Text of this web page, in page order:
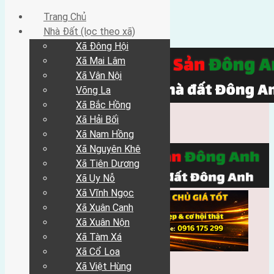
Trang Chủ
Trang Chủ
Nhà Đất (lọc theo xã)
Xã Đông Hội
Xã Mai Lâm
Xã Vân Nội
Võng La
Xã Bắc Hồng
Xã Hải Bối
Xã Nam Hồng
Xã Nguyên Khê
Xã Tiên Dương
Xã Uy Nỗ
Xã Vĩnh Ngọc
Xã Xuân Canh
Xã Xuân Nộn
Xã Tàm Xá
Xã Cổ Loa
Xã Việt Hùng